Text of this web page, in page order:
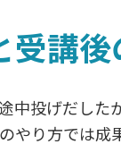
講後
中投げだし
やり方では成